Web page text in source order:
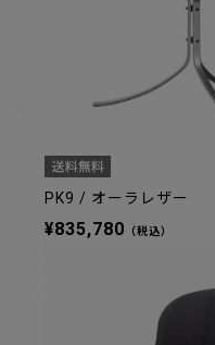
PK9 / オーラレザー
¥835,780 （税込）